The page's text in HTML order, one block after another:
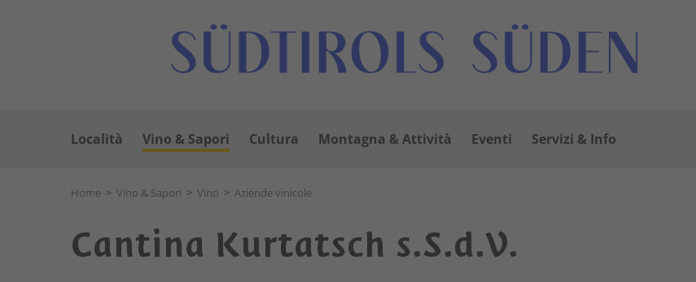
Località Vino & Sapori Cultura Montagna & Attività Eventi Servizi & Info
Home > Vino & Sapori > Vino > Aziende vinicole
Cantina Kurtatsch s.S.d.V.